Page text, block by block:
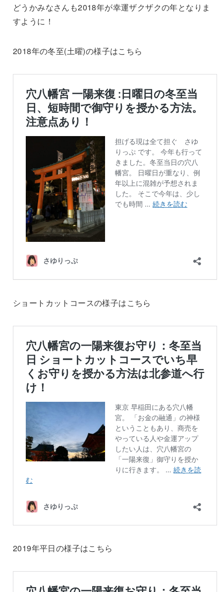
どうかみなさんも2018年が幸運ザクザクの年となりま
すように！
2018年の冬至(土曜)の様子はこちら
ショートカットコースの様子はこちら
2019年平日の様子はこちら